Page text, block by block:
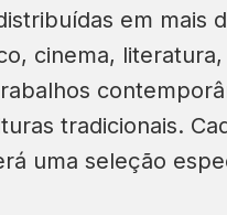
em mais
cinema,
tradicionais.
uma seleção